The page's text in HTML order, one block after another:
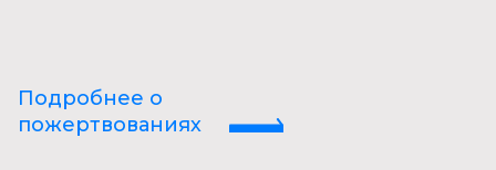
Подробнее о
пожертвованиях